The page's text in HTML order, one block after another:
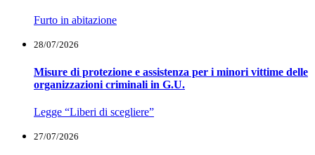
Furto in abitazione
28/07/2026
Misure di protezione e assistenza per i minori vittime delle
organizzazioni criminali in G.U.
Legge “Liberi di scegliere”
27/07/2026